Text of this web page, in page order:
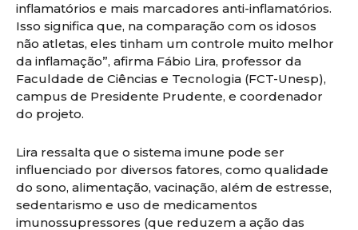
inflamatórios e mais marcadores anti-inflamatórios.
Isso significa que, na comparação com os idosos
não atletas, eles tinham um controle muito melhor
da inflamação”, afirma Fábio Lira, professor da
Faculdade de Ciências e Tecnologia (FCT-Unesp),
campus de Presidente Prudente, e coordenador
do projeto.
Lira ressalta que o sistema imune pode ser
influenciado por diversos fatores, como qualidade
do sono, alimentação, vacinação, além de estresse,
sedentarismo e uso de medicamentos
imunossupressores (que reduzem a ação das